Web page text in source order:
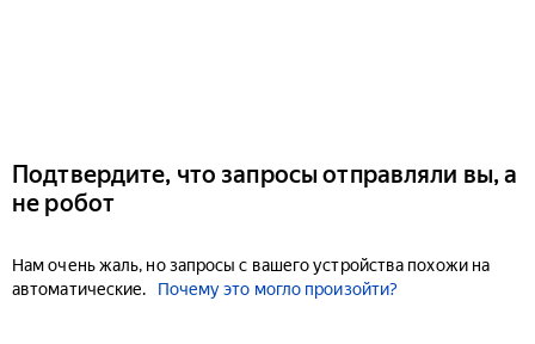
Подтвердите, что запросы отправляли вы, а
не робот
Нам очень жаль, но запросы с вашего устройства похожи на
автоматические.
Почему это могло произойти?